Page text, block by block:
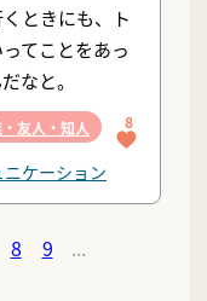
ときにも、ト
てことをあっ
なと。
友人・知人 8
ケーション
8 9 ...